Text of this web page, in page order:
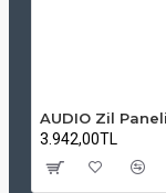
3.942,00TL